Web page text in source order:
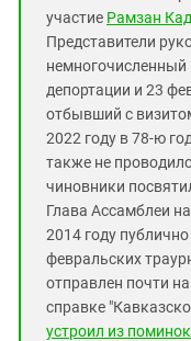
участие Рамзан
Представители
немногочисленный
депортации и 23
отбывший с
2022 году в 78-ю
также не
чиновники
Глава Ассамблеи
2014 году
февральских
отправлен почти
справке
устроил из